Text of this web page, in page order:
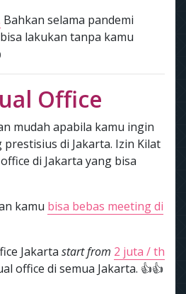
Bahkan selama pandemi
lakukan tanpa kamu
Office
mudah apabila kamu ingin
di Jakarta. Izin Kilat
di Jakarta yang bisa
kamu bisa bebas meeting di
Jakarta start from 2 juta / th
office di semua Jakarta. 👍👍